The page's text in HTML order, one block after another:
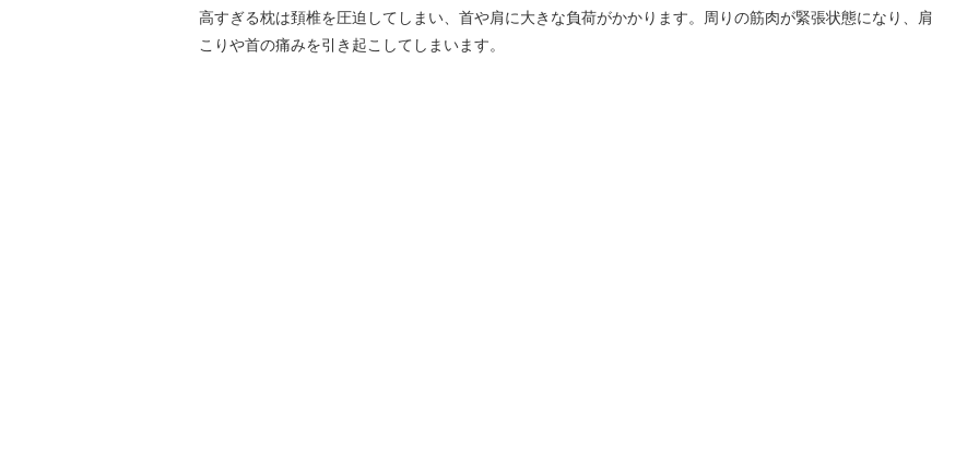
高すぎる枕は頚椎を圧迫してしまい、首や肩に大きな負荷がかかります。周りの筋肉が緊張状態になり、肩
こりや首の痛みを引き起こしてしまいます。